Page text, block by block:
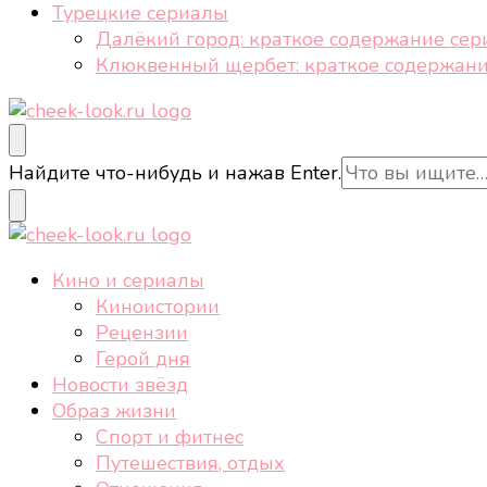
Турецкие сериалы
Далёкий город: краткое содержание
Клюквенный щербет: краткое
cheek-look.ru
Женский сайт о звездах и кино, а также трендах,
Ищите
что-
то?
Найдите что-нибудь и нажав Enter.
cheek-look.ru
Женский сайт о звездах и кино, а также трендах,
Кино и сериалы
Киноистории
Рецензии
Герой дня
Новости звёзд
Образ жизни
Спорт и фитнес
Путешествия, отдых